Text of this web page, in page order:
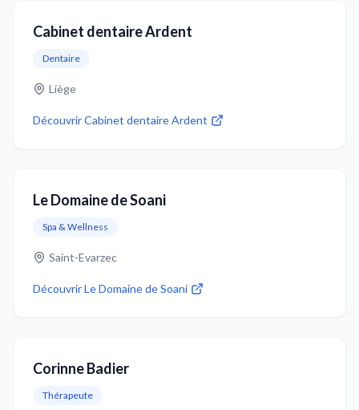
Cabinet dentaire Ardent
Dentaire
Liège
DécouvrirCabinet dentaire Ardent
Le Domaine de Soani
Spa & Wellness
Saint-Evarzec
DécouvrirLe Domaine de Soani
Corinne Badier
Thérapeute